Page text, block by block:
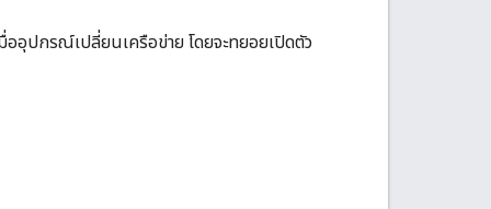
ออุปกรณ์เปลี่ยนเครือข่าย โดยจะทยอยเปิดตัว